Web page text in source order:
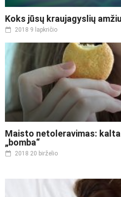
Koks jūsų kraujagyslių
2018 9 lapkričio
Maisto netoleravimas:
„bomba“
2018 20 birželio